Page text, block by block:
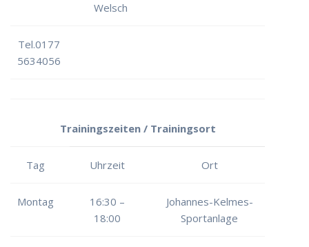
Welsch
Tel.0177
5634056
Trainingszeiten / Trainingsort
Tag Uhrzeit Ort
Montag
16:30 –
18:00
Johannes-Kelmes-
Sportanlage